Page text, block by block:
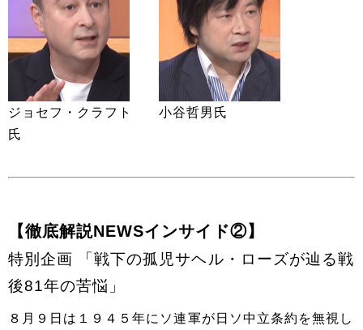
ジョセフ・クラフト
氏
小谷哲男氏
【徹底解説NEWSインサイド②】
特別企画 「戦下の孤児サヘル・ローズが辿る戦
後81年の苦悩」
８月９日は１９４５年にソ連軍が日ソ中立条約を無視し